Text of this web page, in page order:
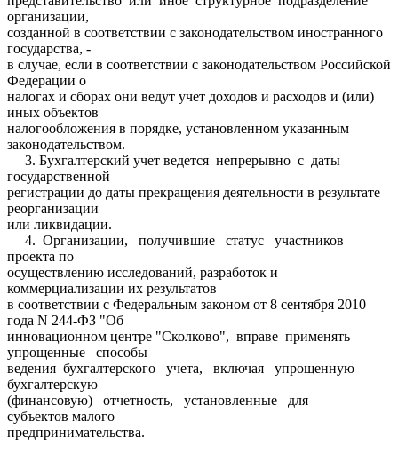
организации,
созданной в соответствии с законодательством иностранного
государства, -
в случае, если в соответствии с законодательством Российской
Федерации о
налогах и сборах они ведут учет доходов и расходов и (или)
иных объектов
налогообложения в порядке, установленном указанным
законодательством.
3. Бухгалтерский учет ведется непрерывно с даты
государственной
регистрации до даты прекращения деятельности в результате
реорганизации
или ликвидации.
4. Организации, получившие статус участников
проекта по
осуществлению исследований, разработок и
коммерциализации их результатов
в соответствии с Федеральным законом от 8 сентября 2010
года N 244-ФЗ "Об
инновационном центре "Сколково", вправе применять
упрощенные способы
ведения бухгалтерского учета, включая упрощенную
бухгалтерскую
(финансовую) отчетность, установленные для
субъектов малого
предпринимательства.